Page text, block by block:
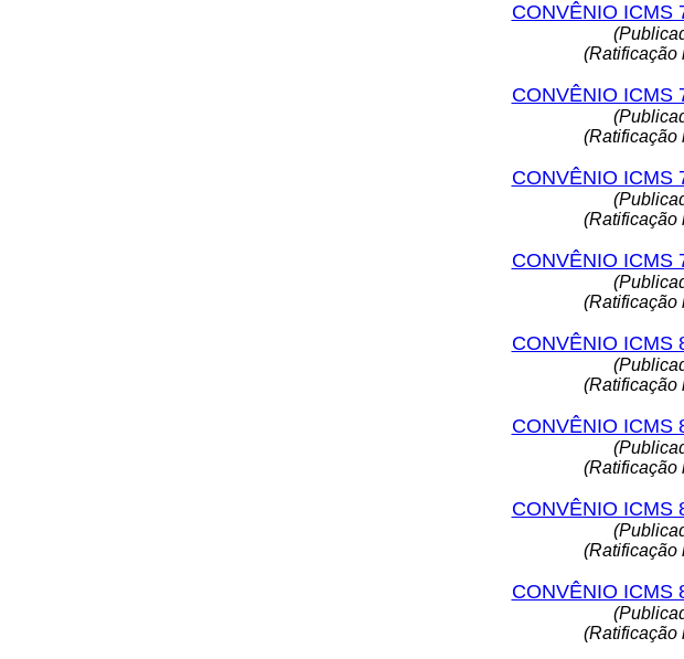
CONVÊNIO ICMS
(Ratificação
CONVÊNIO ICMS
(Ratificação
CONVÊNIO ICMS
(Ratificação
CONVÊNIO ICMS
(Ratificação
CONVÊNIO ICMS
(Ratificação
CONVÊNIO ICMS
(Ratificação
CONVÊNIO ICMS
(Ratificação
CONVÊNIO ICMS
(Ratificação